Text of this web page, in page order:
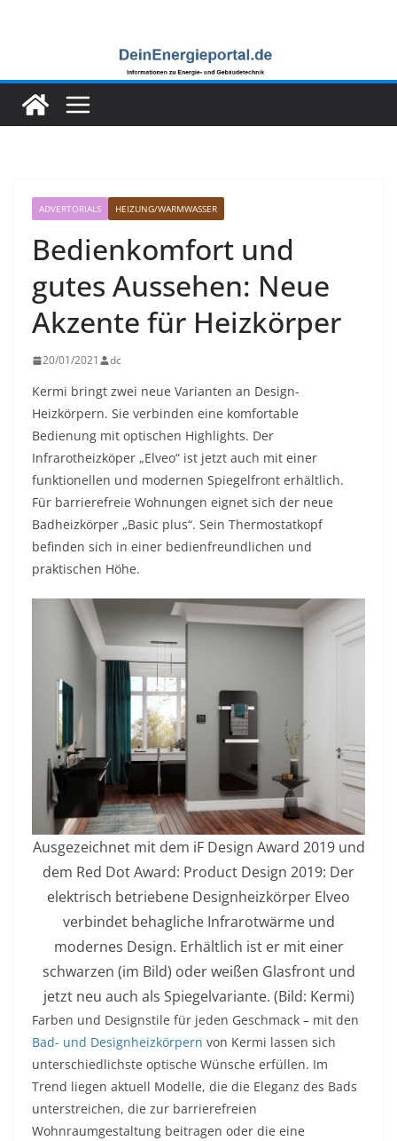
ADVERTORIALS HEIZUNG/WARMWASSER
Bedienkomfort und
gutes Aussehen: Neue
Akzente für Heizkörper
20/01/2021 dc
Kermi bringt zwei neue Varianten an Design-
Heizkörpern. Sie verbinden eine komfortable
Bedienung mit optischen Highlights. Der
Infrarotheizköper „Elveo“ ist jetzt auch mit einer
funktionellen und modernen Spiegelfront erhältlich.
Für barrierefreie Wohnungen eignet sich der neue
Badheizkörper „Basic plus“. Sein Thermostatkopf
befinden sich in einer bedienfreundlichen und
praktischen Höhe.
Ausgezeichnet mit dem iF Design Award 2019 und
dem Red Dot Award: Product Design 2019: Der
elektrisch betriebene Designheizkörper Elveo
verbindet behagliche Infrarotwärme und
modernes Design. Erhältlich ist er mit einer
schwarzen (im Bild) oder weißen Glasfront und
jetzt neu auch als Spiegelvariante. (Bild: Kermi)
Farben und Designstile für jeden Geschmack – mit den
Bad- und Designheizkörpern von Kermi lassen sich
unterschiedlichste optische Wünsche erfüllen. Im
Trend liegen aktuell Modelle, die die Eleganz des Bads
unterstreichen, die zur barrierefreien
Wohnraumgestaltung beitragen oder die eine